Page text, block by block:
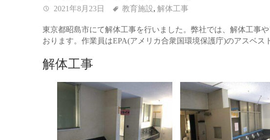
2021年8月23日 教育施設, 解体工事
東京都昭島市にて解体工事を行いました。弊社では、解体工事
おります。作業員はEPA(アメリカ合衆国環境保護庁)のアスベス
解体工事